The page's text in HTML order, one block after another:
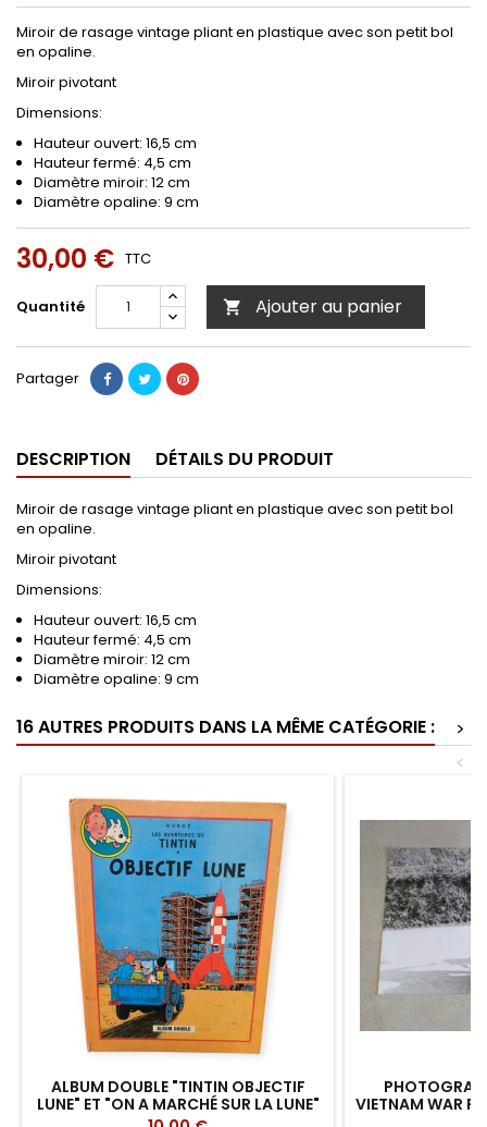
Miroir de rasage vintage pliant en plastique avec son petit bol
en opaline.
Miroir pivotant
Dimensions:
Hauteur ouvert: 16,5 cm
Hauteur fermé: 4,5 cm
Diamètre miroir: 12 cm
Diamètre opaline: 9 cm
30,00 € TTC
Quantité  Ajouter au panier
Partager
DESCRIPTION DÉTAILS DU PRODUIT
Miroir de rasage vintage pliant en plastique avec son petit bol
en opaline.
Miroir pivotant
Dimensions:
Hauteur ouvert: 16,5 cm
Hauteur fermé: 4,5 cm
Diamètre miroir: 12 cm
Diamètre opaline: 9 cm
16 AUTRES PRODUITS DANS LA MÊME CATÉGORIE :
>
<
ALBUM DOUBLE "TINTIN OBJECTIF
LUNE" ET "ON A MARCHÉ SUR LA LUNE"
VIETNAM WAR